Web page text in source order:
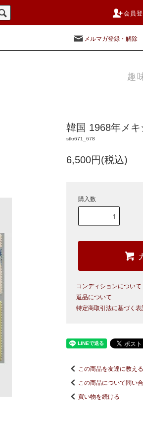
会員
メルマガ登録・解除
趣
韓国 1968年メ
stkr671_678
6,500円(税込)
購入数
コンディションについて
返品について
特定商取引法に基づく表
この商品を友達に教える
この商品について問い
買い物を続ける